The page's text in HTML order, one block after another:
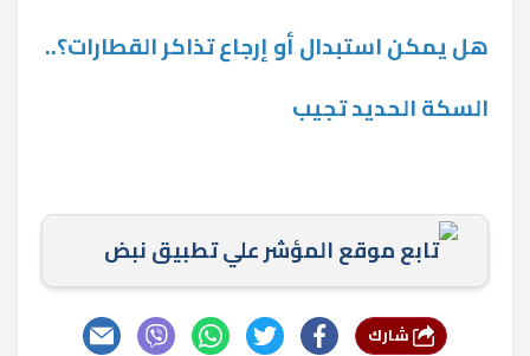
هل يمكن استبدال أو إرجاع تذاكر القطارات؟..
السكة الحديد تجيب
تابع موقع المؤشر علي تطبيق نبض